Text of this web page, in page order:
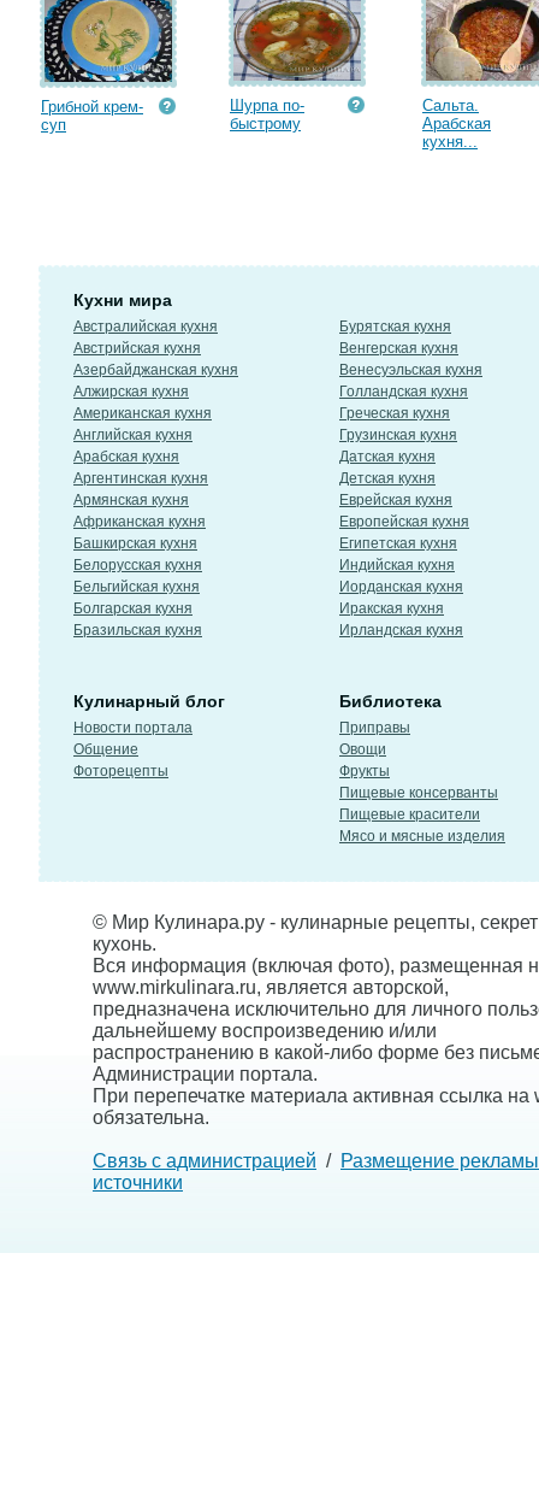
Грибной крем-
суп
Шурпа по-
быстрому
Сальта.
Арабская
кухня...
Кухни мира
Австралийская кухня
Австрийская кухня
Азербайджанская кухня
Алжирская кухня
Американская кухня
Английская кухня
Арабская кухня
Аргентинская кухня
Армянская кухня
Африканская кухня
Башкирская кухня
Белорусская кухня
Бельгийская кухня
Болгарская кухня
Бразильская кухня
Бурятская кухня
Венгерская кухня
Венесуэльская кухня
Голландская кухня
Греческая кухня
Грузинская кухня
Датская кухня
Детская кухня
Еврейская кухня
Европейская кухня
Египетская кухня
Индийская кухня
Иорданская кухня
Иракская кухня
Ирландская кухня
Кулинарный блог
Новости портала
Общение
Фоторецепты
Библиотека
Приправы
Овощи
Фрукты
Пищевые консерванты
Пищевые красители
Мясо и мясные изделия
© Мир Кулинара.ру - кулинарные рецепты,
кухонь.
Вся информация (включая фото), размещенная
www.mirkulinara.ru, является авторской,
предназначена исключительно для личного
дальнейшему воспроизведению и/или
распространению в какой-либо форме без
Администрации портала.
При перепечатке материала активная ссылка на
обязательна.
Связь с администрацией / Размещение рекламы
источники